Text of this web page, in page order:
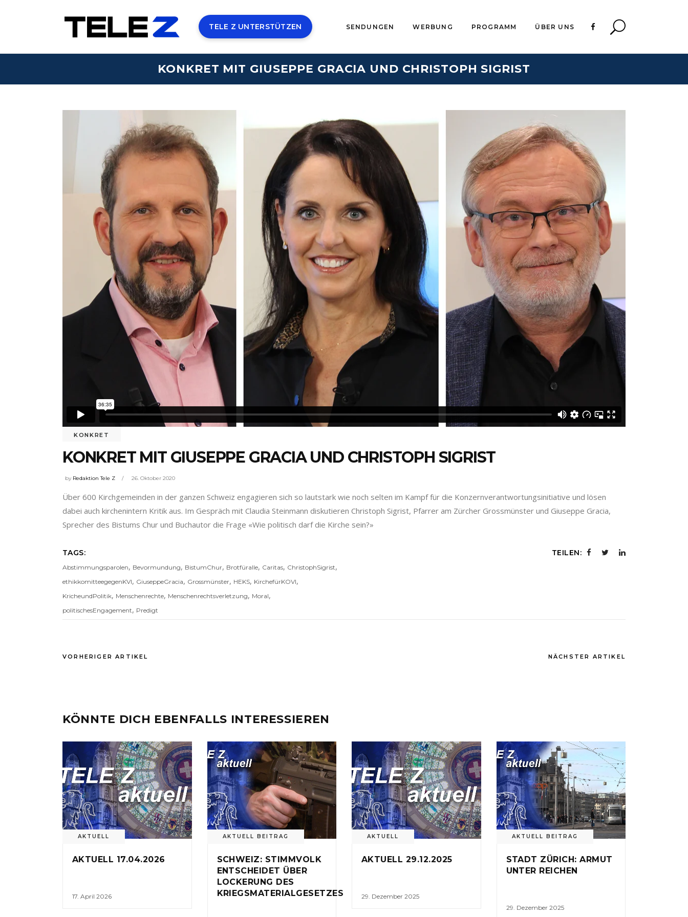
TELE Z UNTERSTÜTZEN SENDUNGEN WERBUNG PROGRAMM ÜBER UNS
KONKRET MIT GIUSEPPE GRACIA UND CHRISTOPH SIGRIST
KONKRET
KONKRET MIT GIUSEPPE GRACIA UND CHRISTOPH SIGRIST
by Redaktion Tele Z 26. Oktober 2020
Über 600 Kirchgemeinden in der ganzen Schweiz engagieren sich so lautstark wie noch selten im Kampf für die Konzernverantwortungsinitiative und lösen
dabei auch kirchenintern Kritik aus. Im Gespräch mit Claudia Steinmann diskutieren Christoph Sigrist, Pfarrer am Zürcher Grossmünster und Giuseppe Gracia,
Sprecher des Bistums Chur und Buchautor die Frage «Wie politisch darf die Kirche sein?»
TAGS:
Abstimmungsparolen, Bevormundung, BistumChur, Brotfüralle, Caritas, ChristophSigrist,
ethikkomitteegegenKVI, GiuseppeGracia, Grossmünster, HEKS, KirchefürKOVI,
KricheundPolitik, Menschenrechte, Menschenrechtsverletzung, Moral,
politischesEngagement, Predigt
TEILEN:
VORHERIGER ARTIKEL NÄCHSTER ARTIKEL
KÖNNTE DICH EBENFALLS INTERESSIEREN
AKTUELL
AKTUELL 17.04.2026
17. April 2026
AKTUELL BEITRAG
SCHWEIZ: STIMMVOLK
ENTSCHEIDET ÜBER
LOCKERUNG DES
KRIEGSMATERIALGESETZES
AKTUELL
AKTUELL 29.12.2025
29. Dezember 2025
AKTUELL BEITRAG
STADT ZÜRICH: ARMUT
UNTER REICHEN
29. Dezember 2025